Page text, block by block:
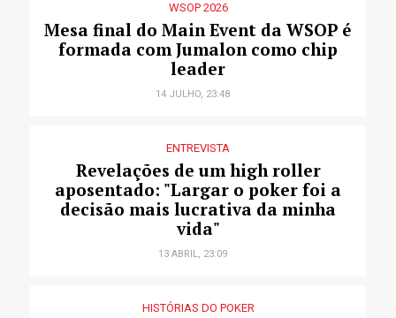
WSOP 2026
Mesa final do Main Event da WSOP é
formada com Jumalon como chip
leader
14 JULHO, 23:48
ENTREVISTA
Revelações de um high roller
aposentado: "Largar o poker foi a
decisão mais lucrativa da minha
vida"
13 ABRIL, 23:09
HISTÓRIAS DO POKER